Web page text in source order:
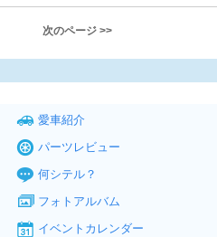
次のページ >>
愛車紹介
パーツレビュー
何シテル？
フォトアルバム
イベントカレンダー